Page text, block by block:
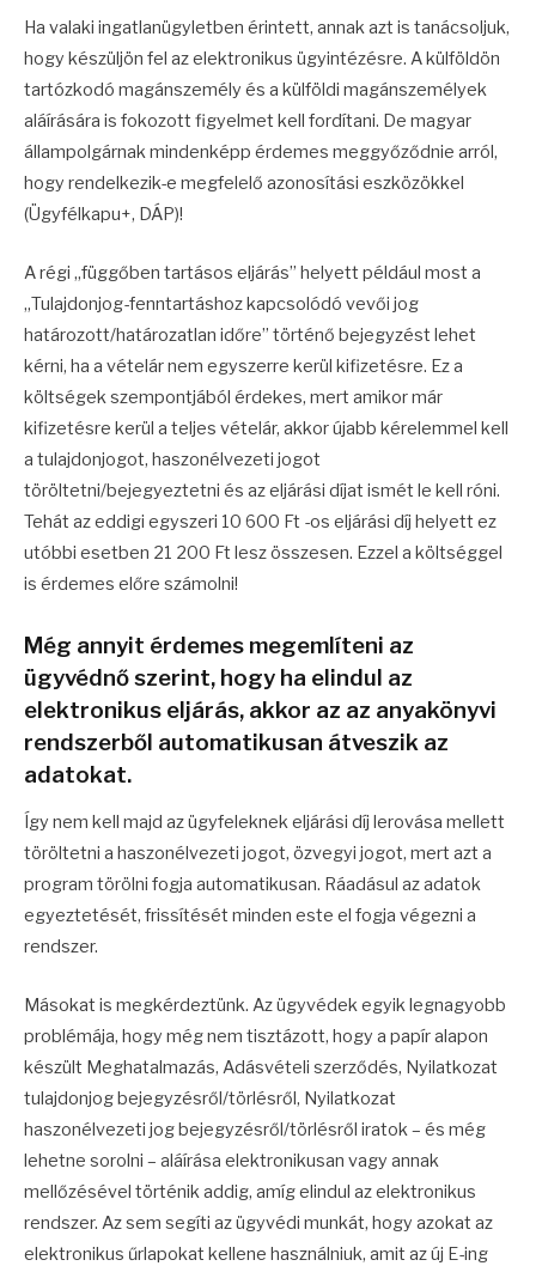
Ha valaki ingatlanügyletben érintett, annak azt is tanácsoljuk,
hogy készüljön fel az elektronikus ügyintézésre. A külföldön
tartózkodó magánszemély és a külföldi magánszemélyek
aláírására is fokozott figyelmet kell fordítani. De magyar
állampolgárnak mindenképp érdemes meggyőződnie arról,
hogy rendelkezik-e megfelelő azonosítási eszközökkel
(Ügyfélkapu+, DÁP)!
A régi „függőben tartásos eljárás” helyett például most a
„Tulajdonjog-fenntartáshoz kapcsolódó vevői jog
határozott/határozatlan időre” történő bejegyzést lehet
kérni, ha a vételár nem egyszerre kerül kifizetésre. Ez a
költségek szempontjából érdekes, mert amikor már
kifizetésre kerül a teljes vételár, akkor újabb kérelemmel kell
a tulajdonjogot, haszonélvezeti jogot
töröltetni/bejegyeztetni és az eljárási díjat ismét le kell róni.
Tehát az eddigi egyszeri 10 600 Ft -os eljárási díj helyett ez
utóbbi esetben 21 200 Ft lesz összesen. Ezzel a költséggel
is érdemes előre számolni!
Még annyit érdemes megemlíteni az
ügyvédnő szerint, hogy ha elindul az
elektronikus eljárás, akkor az az anyakönyvi
rendszerből automatikusan átveszik az
adatokat.
Így nem kell majd az ügyfeleknek eljárási díj lerovása mellett
töröltetni a haszonélvezeti jogot, özvegyi jogot, mert azt a
program törölni fogja automatikusan. Ráadásul az adatok
egyeztetését, frissítését minden este el fogja végezni a
rendszer.
Másokat is megkérdeztünk. Az ügyvédek egyik legnagyobb
problémája, hogy még nem tisztázott, hogy a papír alapon
készült Meghatalmazás, Adásvételi szerződés, Nyilatkozat
tulajdonjog bejegyzésről/törlésről, Nyilatkozat
haszonélvezeti jog bejegyzésről/törlésről iratok – és még
lehetne sorolni – aláírása elektronikusan vagy annak
mellőzésével történik addig, amíg elindul az elektronikus
rendszer. Az sem segíti az ügyvédi munkát, hogy azokat az
elektronikus űrlapokat kellene használniuk, amit az új E-ing